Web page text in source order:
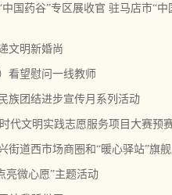
国药谷”专区展收官 驻马店市“
文明新婚尚
看望慰问一线教师
族团结进步宣传月系列活动
代文明实践志愿服务项目大赛预
街道西市场商圈和“暖心驿站”旗
亮微心愿”主题活动